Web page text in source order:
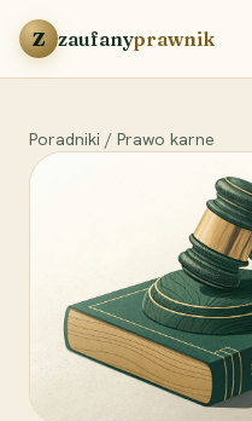
Przejdź do treści
Z zaufanyprawnik
Poradniki / Prawo karne